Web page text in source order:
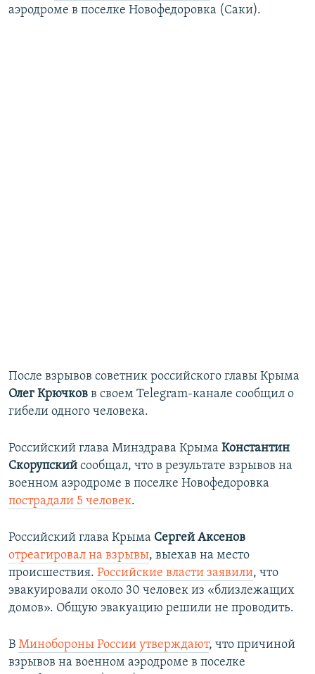
аэродроме в поселке Новофедоровка (Саки).
После взрывов советник российского главы Крыма
Олег Крючков в своем Telegram-канале сообщил о
гибели одного человека.
Российский глава Минздрава Крыма Константин
Скорупский сообщал, что в результате взрывов на
военном аэродроме в поселке Новофедоровка
пострадали 5 человек.
Российский глава Крыма Сергей Аксенов
отреагировал на взрывы, выехав на место
происшествия. Российские власти заявили, что
эвакуировали около 30 человек из «близлежащих
домов». Общую эвакуацию решили не проводить.
В Минобороны России утверждают, что причиной
взрывов на военном аэродроме в поселке